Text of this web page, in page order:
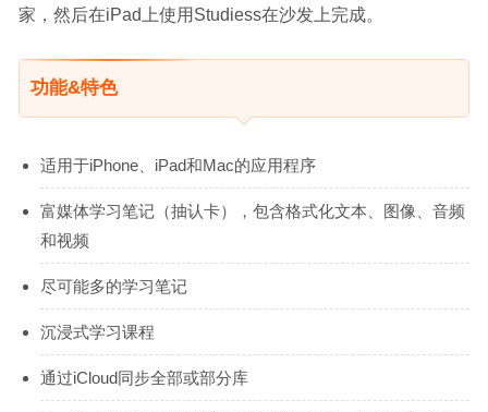
家，然后在iPad上使用Studiess在沙发上完成。
功能&特色
适用于iPhone、iPad和Mac的应用程序
富媒体学习笔记（抽认卡），包含格式化文本、图像、音频
和视频
尽可能多的学习笔记
沉浸式学习课程
通过iCloud同步全部或部分库